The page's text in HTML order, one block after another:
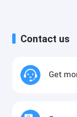
Contact us
Get